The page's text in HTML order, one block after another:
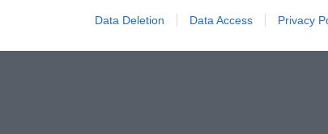
Data Deletion Data Access Privacy